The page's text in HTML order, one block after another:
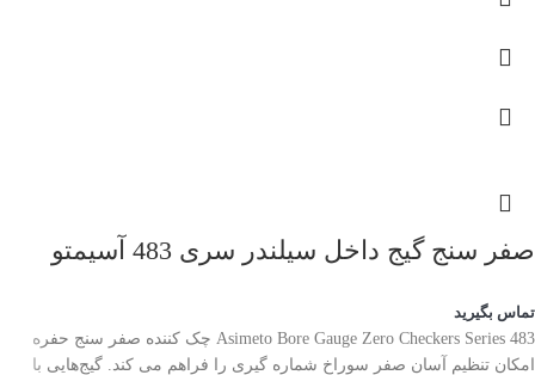
صفر سنج گیج داخل سیلندر سری 483 آسیمتو
تماس بگیرید
Asimeto Bore Gauge Zero Checkers Series 483 چک کننده صفر سنج حفره
امکان تنظیم آسان صفر سوراخ شماره گیری را فراهم می کند. گیج‌هایی با